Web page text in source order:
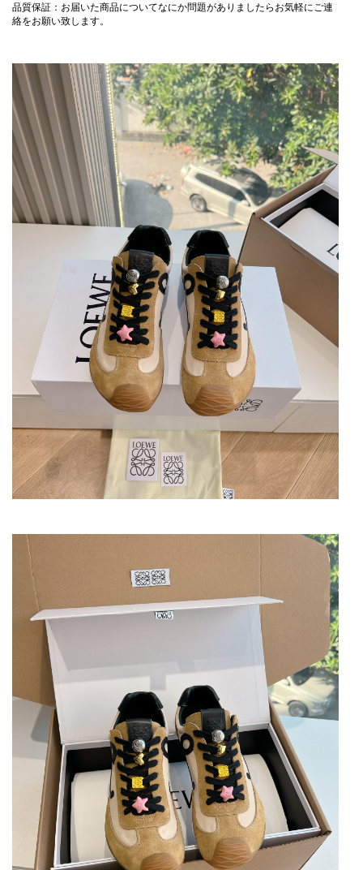
品質保証：お届いた商品についてなにか問題がありましたらお気軽にご連
絡をお願い致します。